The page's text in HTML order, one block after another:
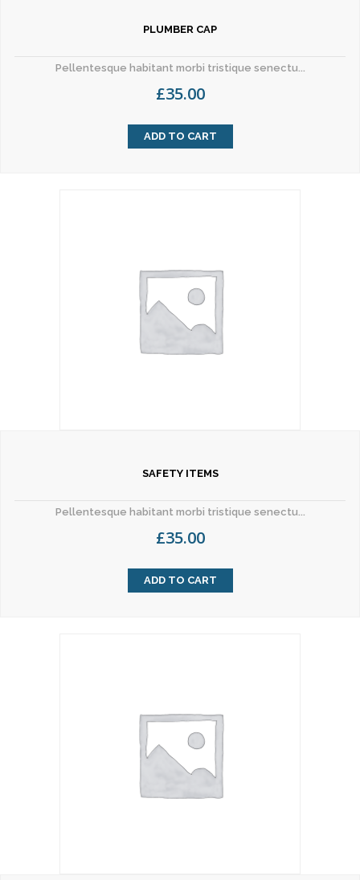
PLUMBER CAP
Pellentesque habitant morbi tristique senectu...
£35.00
ADD TO CART
SAFETY ITEMS
Pellentesque habitant morbi tristique senectu...
£35.00
ADD TO CART